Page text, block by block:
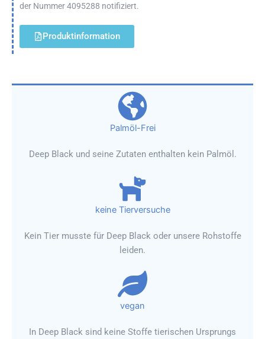
der Nummer 4095288 notifiziert.
Produktinformation
Palmöl-Frei
Deep Black und seine Zutaten enthalten kein Palmöl.
keine Tierversuche
Kein Tier musste für Deep Black oder unsere Rohstoffe
leiden.
vegan
In Deep Black sind keine Stoffe tierischen Ursprungs